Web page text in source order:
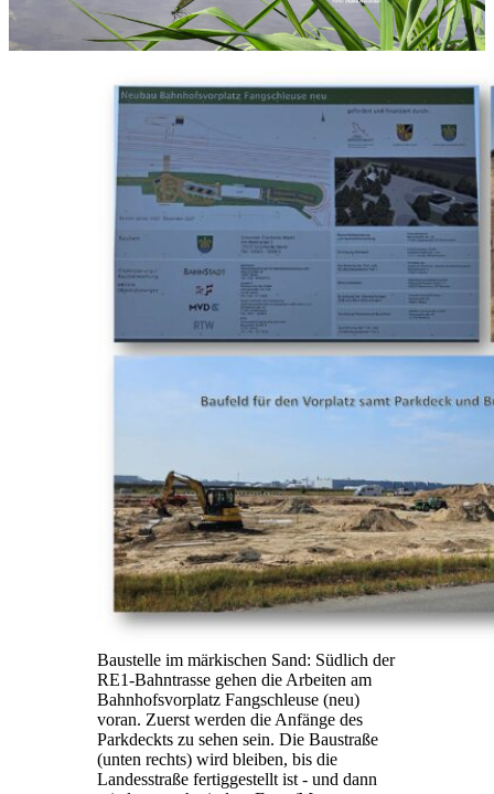
Baustelle im märkischen Sand: Südlich der
RE1-Bahntrasse gehen die Arbeiten am
Bahnhofsvorplatz Fangschleuse (neu)
voran. Zuerst werden die Anfänge des
Parkdeckts zu sehen sein. Die Baustraße
(unten rechts) wird bleiben, bis die
Landesstraße fertiggestellt ist - und dann